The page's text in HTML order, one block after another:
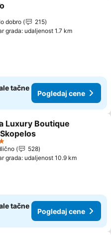
u favorite
dobro
215
grada: udaljenost 1.7 km
tačne
Pogledaj cene
u favorite
Luxury Boutique
528
grada: udaljenost 10.9 km
tačne
Pogledaj cene